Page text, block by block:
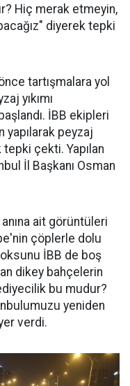
Hiç merak etmeyin,
diyerek tepki
tartışmalara yol
yıkımı
İBB ekipleri
yapılarak peyzaj
tepki çekti. Yapılan
İl Başkanı Osman
ait görüntüleri
çöplerle dolu
İBB de boş
dikey bahçelerin
bu mudur?
yeniden
verdi.